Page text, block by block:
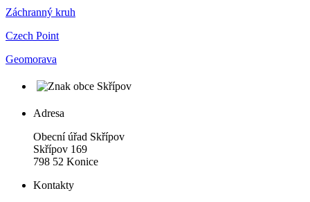
Záchranný kruh
Czech Point
Geomorava
Adresa
Obecní úřad Skřípov
Skřípov 169
798 52 Konice
Kontakty